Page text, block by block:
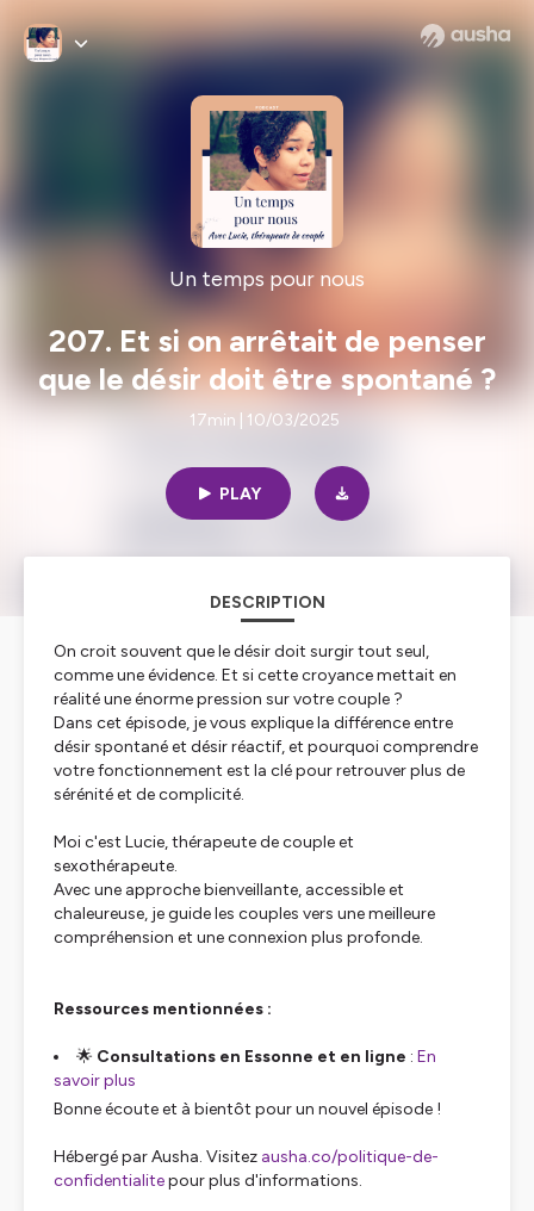
Un temps pour nous
207. Et si on arrêtait de penser
que le désir doit être spontané ?
17min | 10/03/2025
PLAY
DESCRIPTION
On croit souvent que le désir doit surgir tout seul,
comme une évidence. Et si cette croyance mettait en
réalité une énorme pression sur votre couple ?
Dans cet épisode, je vous explique la différence entre
désir spontané et désir réactif, et pourquoi comprendre
votre fonctionnement est la clé pour retrouver plus de
sérénité et de complicité.
Moi c'est Lucie, thérapeute de couple et
sexothérapeute.
Avec une approche bienveillante, accessible et
chaleureuse, je guide les couples vers une meilleure
compréhension et une connexion plus profonde.
Ressources mentionnées :
🌟 Consultations en Essonne et en ligne : En
savoir plus
Bonne écoute et à bientôt pour un nouvel épisode !
Hébergé par Ausha. Visitez ausha.co/politique-de-
confidentialitepour plus d'informations.